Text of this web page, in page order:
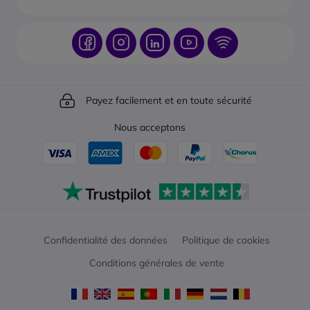
Payez facilement et en toute sécurité
Nous acceptons
Confidentialité des données
Politique de cookies
Conditions générales de vente